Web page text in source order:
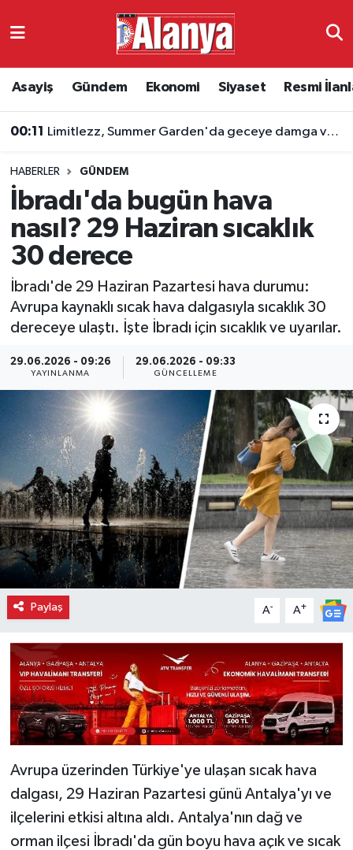
Asayiş Gündem Ekonomi Siyaset Resmi
00:11 Limitlezz, Summer Garden'da geceye damga vurdu
HABERLER GÜNDEM
İbradı'da bugün hava
nasıl? 29 Haziran sıcaklık
30 derece
İbradı'de 29 Haziran Pazartesi hava durumu:
Avrupa kaynaklı sıcak hava dalgasıyla sıcaklık 30
dereceye ulaştı. İşte İbradı için sıcaklık ve uyarılar.
29.06.2026 - 09:26
YAYINLANMA
29.06.2026 - 09:33
GÜNCELLEME
Paylaş A- A+
Avrupa üzerinden Türkiye'ye ulaşan sıcak hava
dalgası, 29 Haziran Pazartesi günü Antalya'yı ve
ilçelerini etkisi altına aldı. Antalya'nın dağ ve
orman ilçesi İbradı'da gün boyu hava açık ve sıcak
Ekonomi
Resmi İlanlar
Alanyaspor
Turizm
Antalya Namaz Vakitleri
Süper Lig Puan Durumu ve Fikstür
Tüm Manşetler
Son Dakika Haberleri